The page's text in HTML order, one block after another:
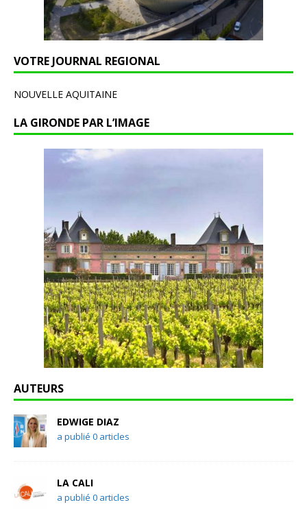
VOTRE JOURNAL REGIONAL
NOUVELLE AQUITAINE
LA GIRONDE PAR L’IMAGE
AUTEURS
EDWIGE DIAZ
a publié 0 articles
LA CALI
a publié 0 articles